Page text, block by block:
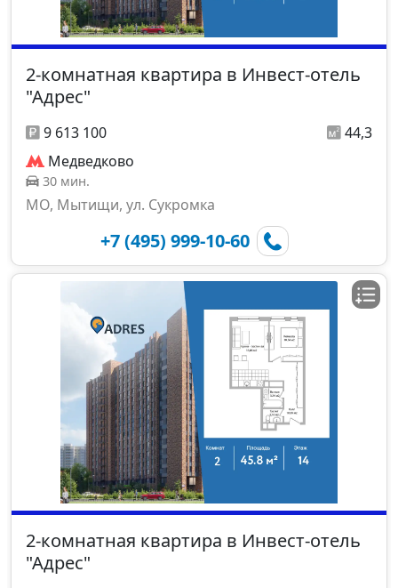
2-комнатная квартира в Инвест-отель
"Адрес"
9 613 100
44,3
Медведково
30 мин.
МО, Мытищи, ул. Сукромка
+7 (495) 999-10-60
2-комнатная квартира в Инвест-отель
"Адрес"